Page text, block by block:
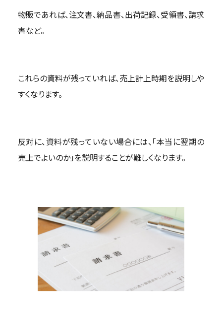
物販であれば、注文書、納品書、出荷記録、受領書、請求
書など。
これらの資料が残っていれば、売上計上時期を説明しや
すくなります。
反対に、資料が残っていない場合には、「本当に翌期の
売上でよいのか」を説明することが難しくなります。